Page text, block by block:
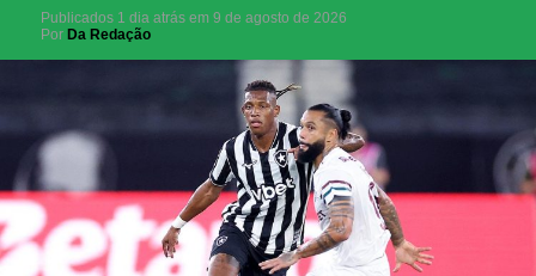
Publicados 1 dia atrás em 9 de agosto de 2026
Por Da Redação